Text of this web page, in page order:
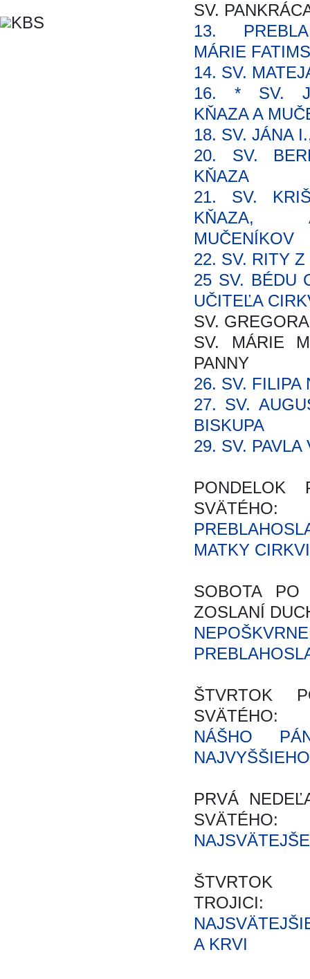
SV.
13.
MÁRIE
14. SV.
16. * SV.
KŇAZA A
18. SV. JÁNA
20. SV.
KŇAZA
21. SV.
KŇAZA,
MUČENÍKOV
22. SV. RITY
25 SV. BÉDU
UČITEĽA
SV.
SV. MÁRIE
PANNY
26. SV. FILIPA
27. SV.
BISKUPA
29. SV.
PONDELOK
SVÄTÉHO:
MATKY CIRKVI
SOBOTA
ZOSLANÍ
ŠTVRTOK
SVÄTÉHO:
NÁŠHO
PRVÁ
SVÄTÉHO:
ŠTVRTOK
TROJICI:
A KRVI